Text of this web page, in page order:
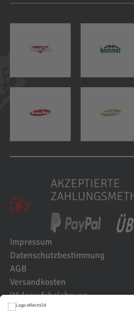
AKZEPTIERTE
Impressum
Datenschutzbestimmung
AGB
Versandkosten
Widerrufsbelehrung
Kundenbewertungen